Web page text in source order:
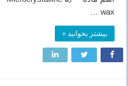
wax …
بیشتر بخوانید »